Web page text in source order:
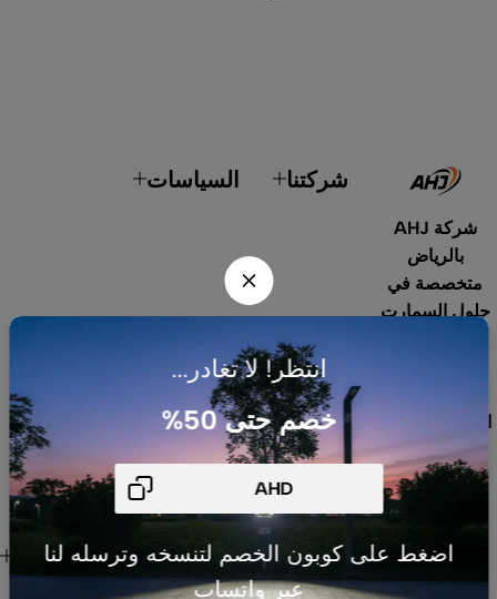
انتظر! لا تغادر...
خصم حتى 50%
اضغط على كوبون الخصم لتنسخه وترسله لنا
عبر واتساب
شركة AHJ
بالرياض
متخصصة في
حلول السمارت
والخارجية،
المنتجات
الكهربائية،
المستشعرات
والقواطع. نوفر
شركتنا
روابط هامة
للعميل
السياسات